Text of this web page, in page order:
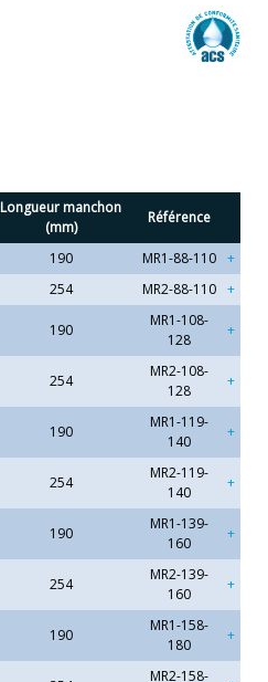
Longueur manchon
(mm)
Référence
190
MR1-88-110
254 MR2-88-110
190
MR1-108-
128
254
MR2-108-
128
190
MR1-119-
140
254
MR2-119-
140
190
MR1-139-
160
254
MR2-139-
160
190
MR1-158-
180
MR2-158-